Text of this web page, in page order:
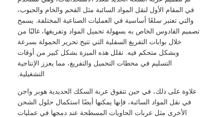
في المقام الأول لنقل المواد السائبة مثل الفحم والخام والحبوب،
والتي تعتبر سلعًا أساسية في العمليات الصناعية المختلفة. يسمح
تصميم القادوس الخاص به بسهولة تحميل المواد وتفريغها، غالبًا من
خلال بوابات التفريغ السفلية التي تتيح تحرير الحمولة بسرعة
وبشكل متحكم فيه. تقلل هذه الميزة بشكل كبير من أوقات
التسليم في محطات التحميل والتفريغ، مما يعزز الإنتاجية
التشغيلية.
علاوة على ذلك، في حين تتفوق عربة السكك الحديدية هوبر واجن
في نقل المواد السائبة، فإنها يمكنها أيضًا استكمال حلول الشحن
الأخرى مثل عربات الحاويات المسطحة عند دمجها في عمليات